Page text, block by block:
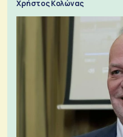
Χρήστος Κολώνας